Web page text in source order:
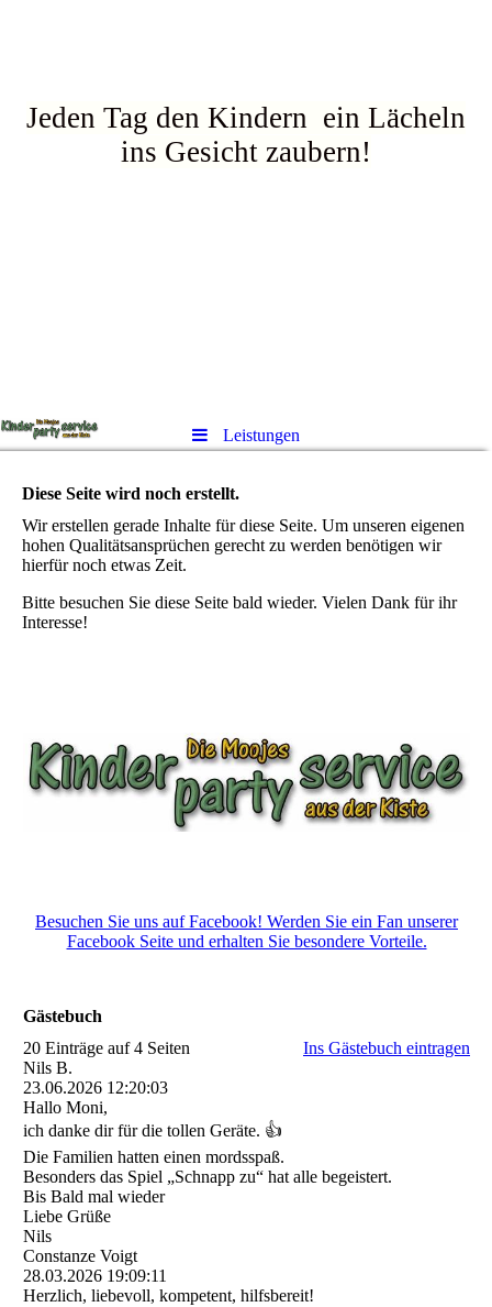
Jeden Tag den Kindern ein Lächeln
ins Gesicht zaubern!
Leistungen
Diese Seite wird noch erstellt.
Wir erstellen gerade Inhalte für diese Seite. Um unseren eigenen
hohen Qualitätsansprüchen gerecht zu werden benötigen wir
hierfür noch etwas Zeit.
Bitte besuchen Sie diese Seite bald wieder. Vielen Dank für ihr
Interesse!
Besuchen Sie uns auf Facebook! Werden Sie ein Fan unserer
Facebook Seite und erhalten Sie besondere Vorteile.
Gästebuch
20 Einträge auf 4 Seiten
Ins Gästebuch eintragen
Nils B.
23.06.2026 12:20:03
Hallo Moni,
ich danke dir für die tollen Geräte. 👍
Die Familien hatten einen mordsspaß.
Besonders das Spiel „Schnapp zu“ hat alle begeistert.
Bis Bald mal wieder
Liebe Grüße
Nils
Constanze Voigt
28.03.2026 19:09:11
Herzlich, liebevoll, kompetent, hilfsbereit!